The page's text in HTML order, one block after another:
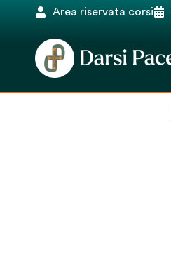
Area riservata corsi